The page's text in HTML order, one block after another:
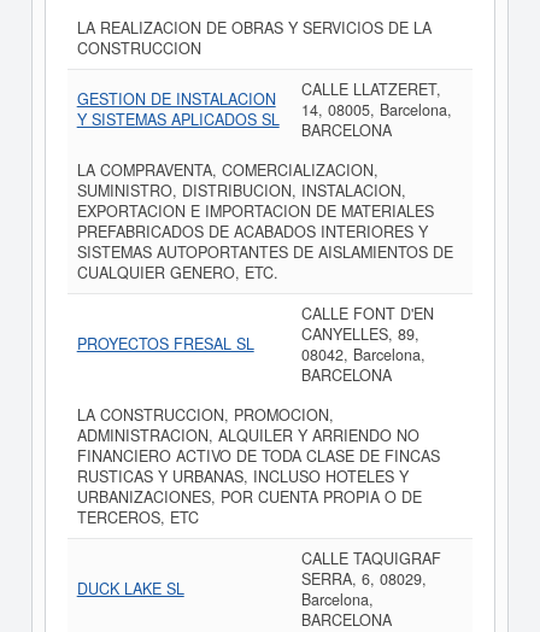
LA REALIZACION DE OBRAS Y SERVICIOS DE LA
CONSTRUCCION
GESTION DE INSTALACION
Y SISTEMAS APLICADOS SL
CALLE LLATZERET,
14, 08005, Barcelona,
BARCELONA
LA COMPRAVENTA, COMERCIALIZACION,
SUMINISTRO, DISTRIBUCION, INSTALACION,
EXPORTACION E IMPORTACION DE MATERIALES
PREFABRICADOS DE ACABADOS INTERIORES Y
SISTEMAS AUTOPORTANTES DE AISLAMIENTOS DE
CUALQUIER GENERO, ETC.
PROYECTOS FRESAL SL
CALLE FONT D'EN
CANYELLES, 89,
08042, Barcelona,
BARCELONA
LA CONSTRUCCION, PROMOCION,
ADMINISTRACION, ALQUILER Y ARRIENDO NO
FINANCIERO ACTIVO DE TODA CLASE DE FINCAS
RUSTICAS Y URBANAS, INCLUSO HOTELES Y
URBANIZACIONES, POR CUENTA PROPIA O DE
TERCEROS, ETC
DUCK LAKE SL
CALLE TAQUIGRAF
SERRA, 6, 08029,
Barcelona,
BARCELONA